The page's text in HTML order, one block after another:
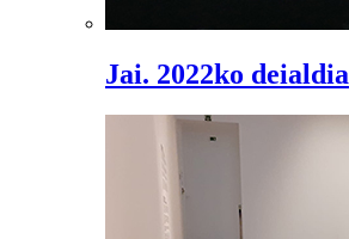
Jai. 2022ko deialdia